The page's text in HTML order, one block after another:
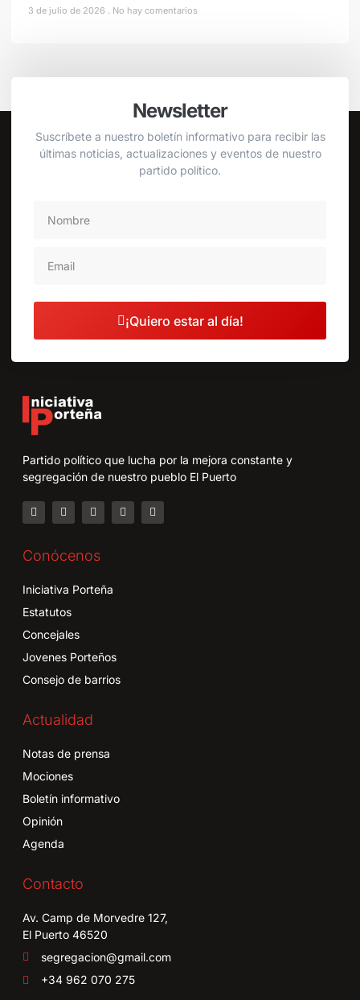
3 de julio de 2026 No hay comentarios
Newsletter
Suscríbete a nuestro boletín informativo para recibir las
últimas noticias, actualizaciones y eventos de nuestro
partido político.
¡Quiero estar al día!
Partido político que lucha por la mejora constante y
segregación de nuestro pueblo El Puerto
Conócenos
Iniciativa Porteña
Estatutos
Concejales
Jovenes Porteños
Consejo de barrios
Actualidad
Notas de prensa
Mociones
Boletín informativo
Opinión
Agenda
Contacto
Av. Camp de Morvedre 127,
El Puerto 46520
segregacion@gmail.com
+34 962 070 275